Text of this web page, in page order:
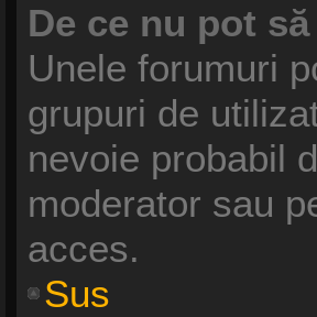
De ce nu pot
Unele forumuri
grupuri de
nevoie probabil
moderator sau
acces.
Sus